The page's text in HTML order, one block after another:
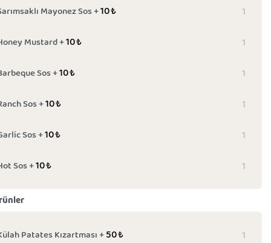
Mayonez Sos +10₺
Mustard +10₺
Sos +10₺
Sos +10₺
Sos +10₺
Sos +10₺
Patates Kızartması +50₺